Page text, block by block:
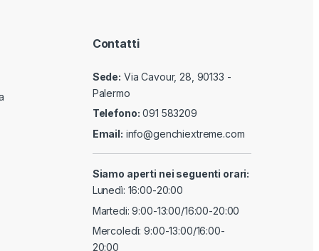
Contatti
Sede: Via Cavour, 28, 90133 -
Palermo
Telefono: 091 583209
Email: info@genchiextreme.com
Siamo aperti nei seguenti orari:
Lunedì: 16:00-20:00
Martedi: 9:00-13:00/16:00-20:00
Mercoledì: 9:00-13:00/16:00-
20:00